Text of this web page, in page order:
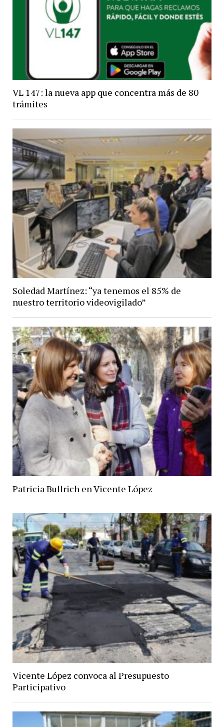
VL 147: la nueva app que concentra más de 80
trámites
Soledad Martínez: “ya tenemos el 85% de
nuestro territorio videovigilado”
Patricia Bullrich en Vicente López
Vicente López convoca al Presupuesto
Participativo